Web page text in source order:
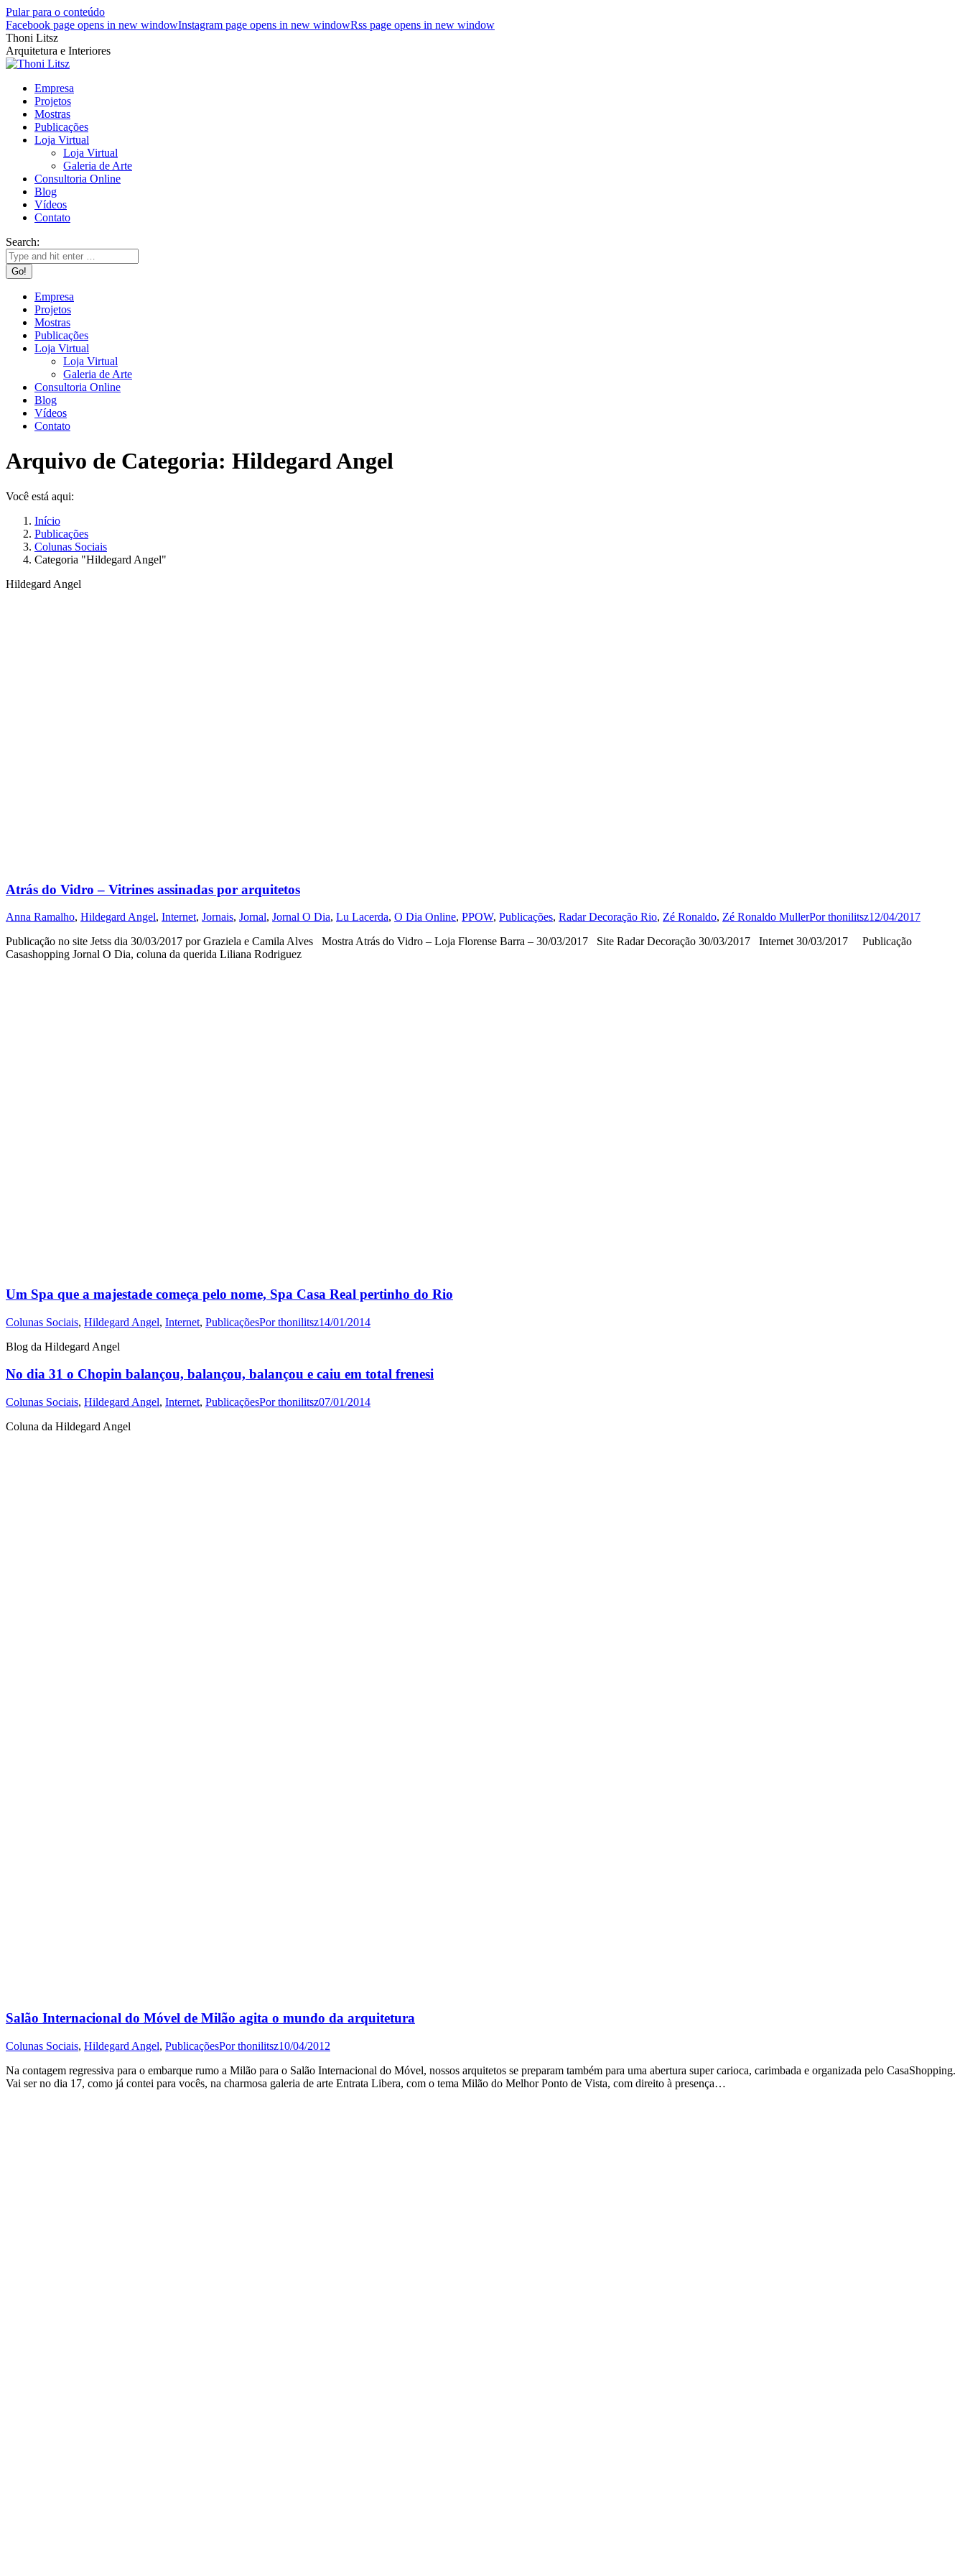
Pular para o conteúdo
Facebook page opens in new windowInstagram page opens in new windowRss page opens in new window
Thoni Litsz
Arquitetura e Interiores
Empresa
Projetos
Mostras
Publicações
Loja Virtual
Loja Virtual
Galeria de Arte
Consultoria Online
Blog
Vídeos
Contato
Search:
Empresa
Projetos
Mostras
Publicações
Loja Virtual
Loja Virtual
Galeria de Arte
Consultoria Online
Blog
Vídeos
Contato
Arquivo de Categoria: Hildegard Angel
Você está aqui:
Início
Publicações
Colunas Sociais
Categoria "Hildegard Angel"
Hildegard Angel
Atrás do Vidro – Vitrines assinadas por arquitetos
Anna Ramalho, Hildegard Angel, Internet, Jornais, Jornal, Jornal O Dia, Lu Lacerda, O Dia Online, PPOW, Publicações, Radar Decoração Rio, Zé Ronaldo, Zé Ronaldo MullerPorthonilitsz12/04/2017
Publicação no site Jetss dia 30/03/2017 por Graziela e Camila Alves Mostra Atrás do Vidro – Loja Florense Barra – 30/03/2017 Site Radar Decoração 30/03/2017 Internet 30/03/2017 Publicação
Casashopping Jornal O Dia, coluna da querida Liliana Rodriguez
Um Spa que a majestade começa pelo nome, Spa Casa Real pertinho do Rio
Colunas Sociais, Hildegard Angel, Internet, PublicaçõesPorthonilitsz14/01/2014
Blog da Hildegard Angel
No dia 31 o Chopin balançou, balançou, balançou e caiu em total frenesi
Colunas Sociais, Hildegard Angel, Internet, PublicaçõesPorthonilitsz07/01/2014
Coluna da Hildegard Angel
Salão Internacional do Móvel de Milão agita o mundo da arquitetura
Colunas Sociais, Hildegard Angel, PublicaçõesPorthonilitsz10/04/2012
Na contagem regressiva para o embarque rumo a Milão para o Salão Internacional do Móvel, nossos arquitetos se preparam também para uma abertura super carioca, carimbada e organizada pelo CasaShopping.
Vai ser no dia 17, como já contei para vocês, na charmosa galeria de arte Entrata Libera, com o tema Milão do Melhor Ponto de Vista, com direito à presença…